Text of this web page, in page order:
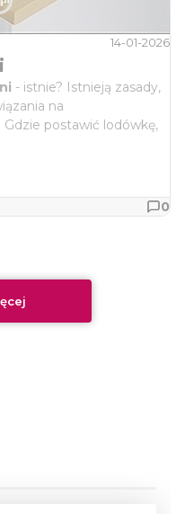
14-01-2026
- istnie? Istnieją zasady,
na
postawić lodówkę,
0